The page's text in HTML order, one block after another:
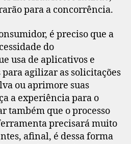
para a concorrência.
é preciso que a
do
usa de aplicativos e
agilizar as solicitações
ou aprimore suas
a experiência para o
também que o processo
precisará muito
afinal, é dessa forma